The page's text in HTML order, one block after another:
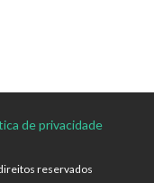
de privacidade
reservados